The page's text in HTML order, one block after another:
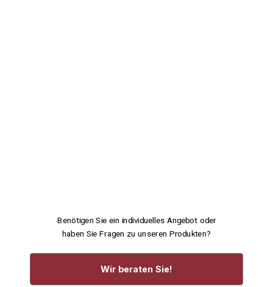
Benötigen Sie ein individuelles Angebot oder
haben Sie Fragen zu unseren Produkten?
Wir beraten Sie!